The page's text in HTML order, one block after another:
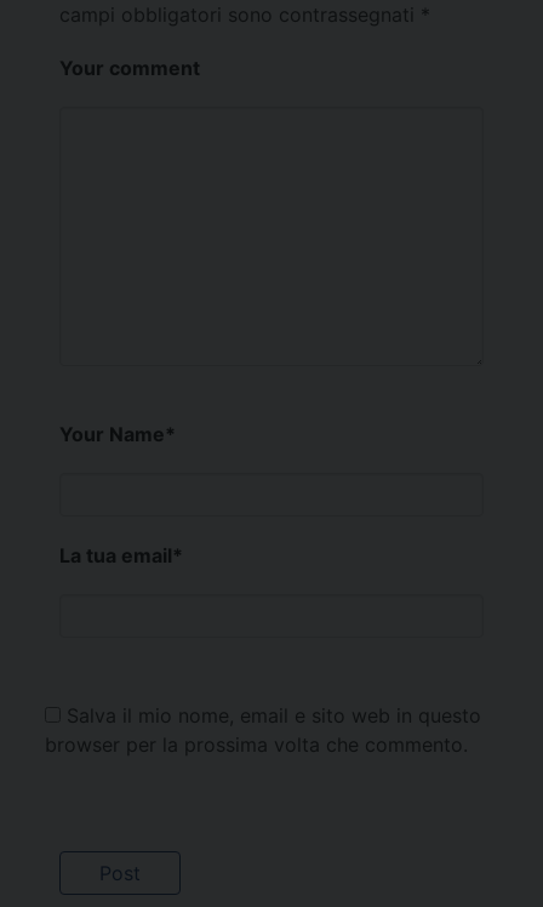
campi obbligatori sono contrassegnati *
Your comment
Your Name*
La tua email*
Salva il mio nome, email e sito web in questo
browser per la prossima volta che commento.